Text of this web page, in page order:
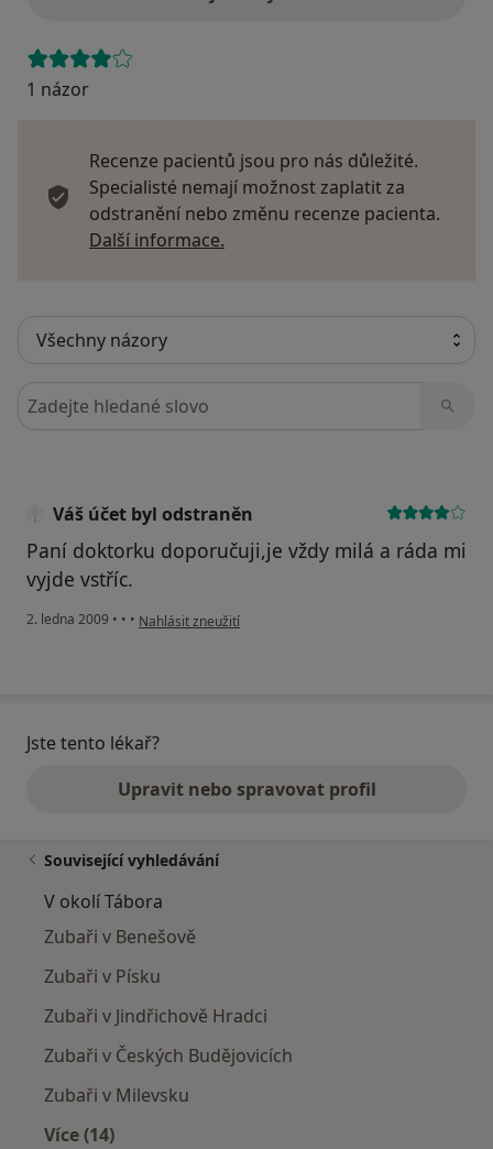
1 názor
Recenze pacientů jsou pro nás důležité.
Specialisté nemají možnost zaplatit za
odstranění nebo změnu recenze pacienta.
Další informace.
Hledejte v názorech
Váš účet byl odstraněn
Paní doktorku doporučuji,je vždy milá a ráda mi
vyjde vstříc.
2. ledna 2009 • • • podle názoru uživatele Váš účet byl odstraněn
Nahlásit zneužití
Jste tento lékař?
Upravit nebo spravovat profil
Související vyhledávání
V okolí Tábora
Zubaři v Benešově
Zubaři v Písku
Zubaři v Jindřichově Hradci
Zubaři v Českých Budějovicích
Zubaři v Milevsku
Více (14)